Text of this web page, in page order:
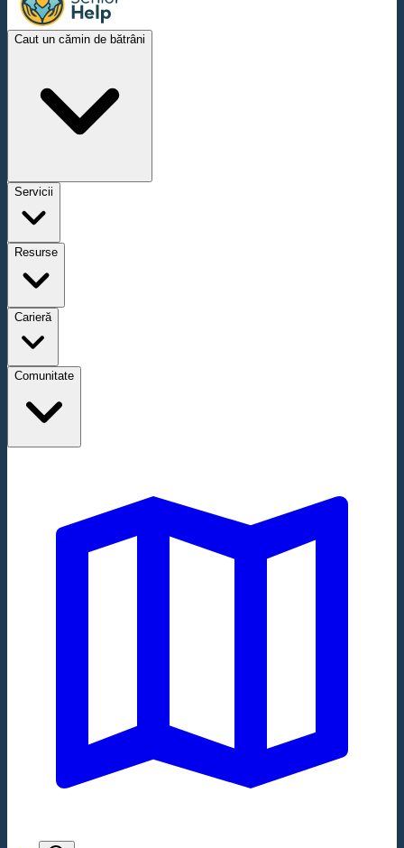
Caut un cămin de bătrâni
Servicii
Resurse
Carieră
Comunitate